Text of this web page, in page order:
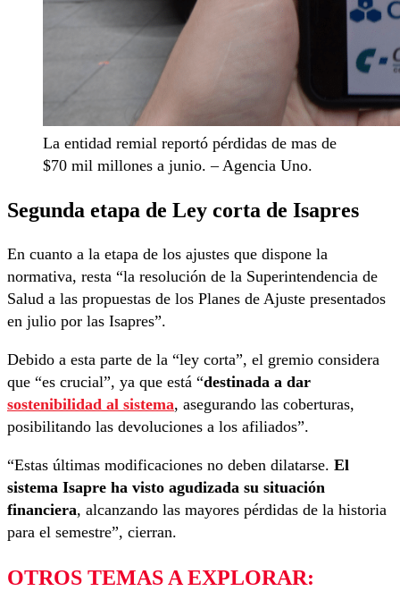
La entidad remial reportó pérdidas de mas de
$70 mil millones a junio. – Agencia Uno.
Segunda etapa de Ley corta de Isapres
En cuanto a la etapa de los ajustes que dispone la
normativa, resta “la resolución de la Superintendencia de
Salud a las propuestas de los Planes de Ajuste presentados
en julio por las Isapres”.
Debido a esta parte de la “ley corta”, el gremio considera
que “es crucial”, ya que está “destinada a dar
sostenibilidad al sistema, asegurando las coberturas,
posibilitando las devoluciones a los afiliados”.
“Estas últimas modificaciones no deben dilatarse. El
sistema Isapre ha visto agudizada su situación
financiera, alcanzando las mayores pérdidas de la historia
para el semestre”, cierran.
OTROS TEMAS A EXPLORAR: